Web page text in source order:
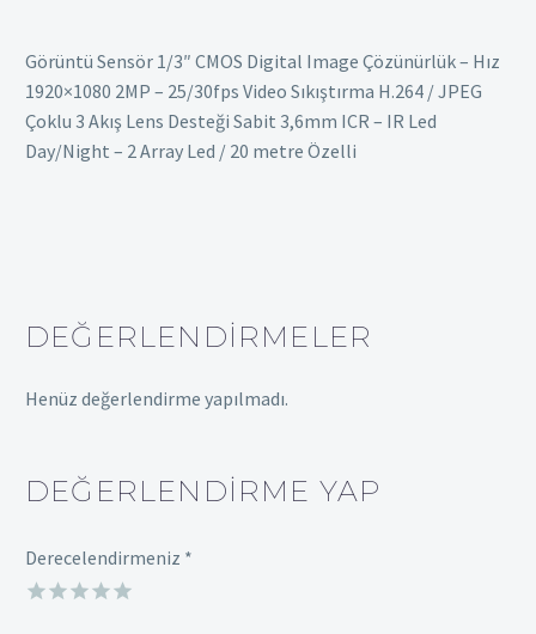
Görüntü Sensör 1/3″ CMOS Digital Image Çözünürlük – Hız
1920×1080 2MP – 25/30fps Video Sıkıştırma H.264 / JPEG
Çoklu 3 Akış Lens Desteği Sabit 3,6mm ICR – IR Led
Day/Night – 2 Array Led / 20 metre Özelli
DEĞERLENDIRMELER
Henüz değerlendirme yapılmadı.
DEĞERLENDIRME YAP
Derecelendirmeniz *